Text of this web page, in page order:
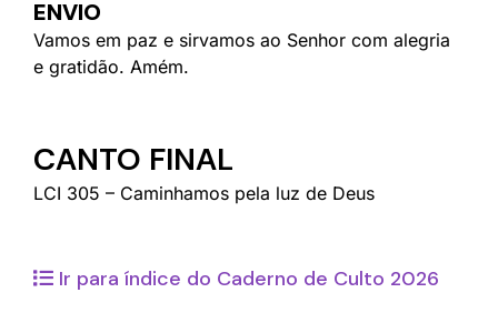
ENVIO
Vamos em paz e sirvamos ao Senhor com alegria
e gratidão. Amém.
CANTO FINAL
LCI 305 – Caminhamos pela luz de Deus
Ir para índice do Caderno de Culto 2026